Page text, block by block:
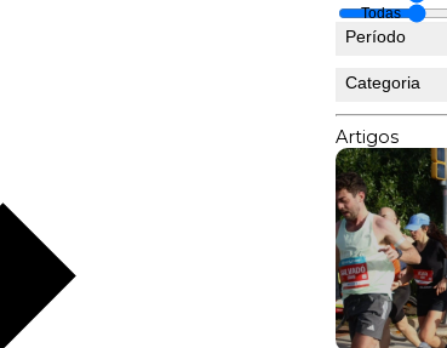
Todas
Período
Categoria
Artigos